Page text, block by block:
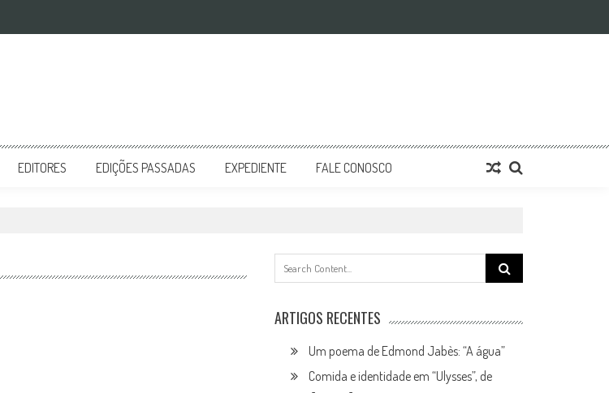
EDITORES EDIÇÕES PASSADAS EXPEDIENTE FALE CONOSCO
Search
for:
ARTIGOS RECENTES
Um poema de Edmond Jabès: “A água”
Comida e identidade em “Ulysses”, de